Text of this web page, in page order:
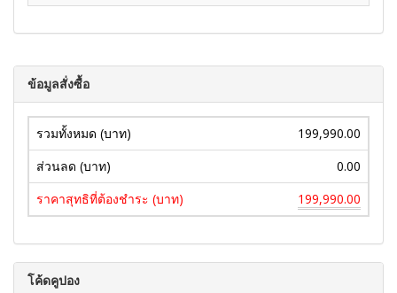
ข้อมูลสั่งซื้อ
รวมทั้งหมด (บาท)
199,990.00
ส่วนลด (บาท)
0.00
ราคาสุทธิที่ต้องชำระ (บาท)
199,990.00
โค้ดคูปอง